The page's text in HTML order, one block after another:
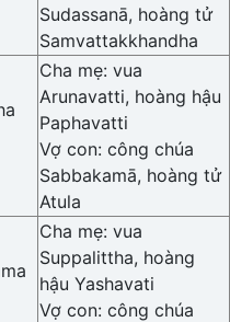
Sudassanā, hoàng tử
Samvattakkhandha
Cha mẹ: vua
Arunavatti, hoàng hậu
Paphavatti
Vợ con: công chúa
Sabbakamā, hoàng tử
Atula
Cha mẹ: vua
Suppalittha, hoàng
hậu Yashavati
Vợ con: công chúa